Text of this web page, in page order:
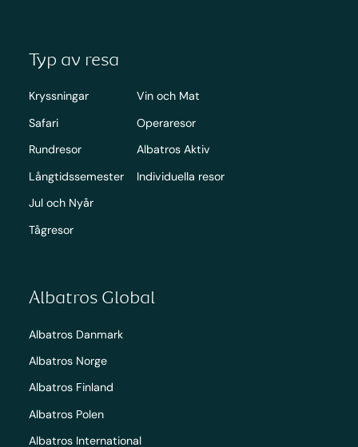
Typ av resa
Kryssningar
Safari
Rundresor
Långtidssemester
Jul och Nyår
Tågresor
Vin och Mat
Operaresor
Albatros Aktiv
Individuella resor
Albatros Global
Albatros Danmark
Albatros Norge
Albatros Finland
Albatros Polen
Albatros International